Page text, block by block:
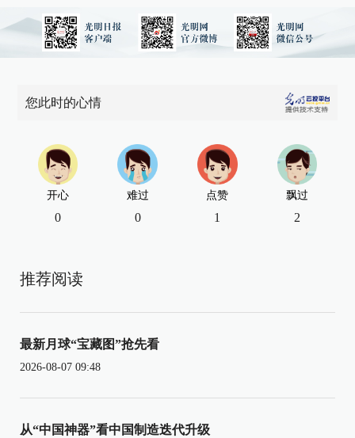
您此时的心情
开心
0
难过
0
点赞
1
飘过
2
推荐阅读
最新月球“宝藏图”抢先看
2026-08-07 09:48
从“中国神器”看中国制造迭代升级